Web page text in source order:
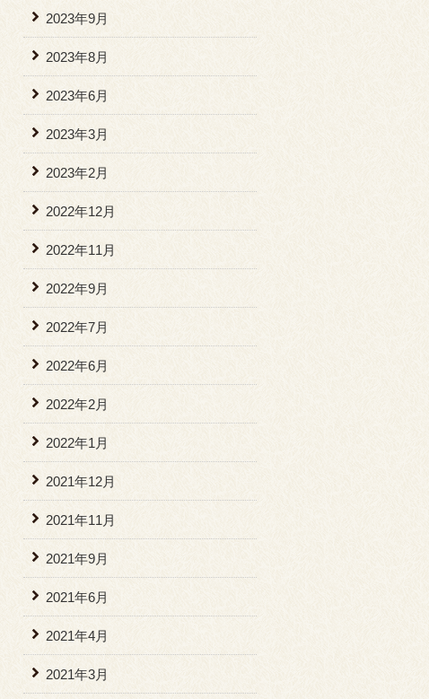
2023年9月
2023年8月
2023年6月
2023年3月
2023年2月
2022年12月
2022年11月
2022年9月
2022年7月
2022年6月
2022年2月
2022年1月
2021年12月
2021年11月
2021年9月
2021年6月
2021年4月
2021年3月